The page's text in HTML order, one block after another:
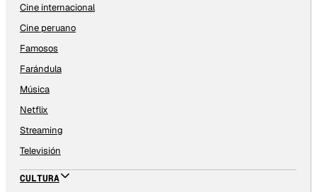
Cine internacional
Cine peruano
Famosos
Farándula
Música
Netflix
Streaming
Televisión
CULTURA